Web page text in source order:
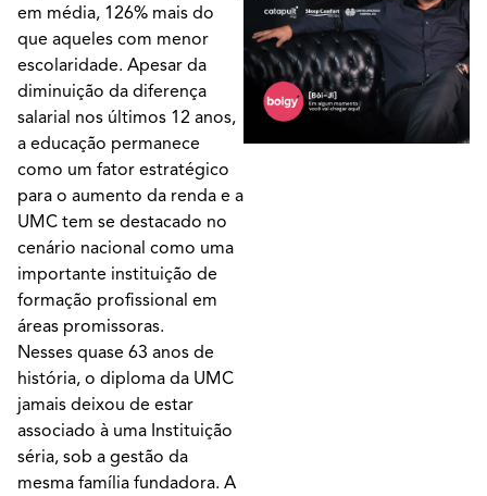
em média, 126% mais do
que aqueles com menor
escolaridade. Apesar da
diminuição da diferença
salarial nos últimos 12 anos,
a educação permanece
como um fator estratégico
para o aumento da renda e a
UMC tem se destacado no
cenário nacional como uma
importante instituição de
formação profissional em
áreas promissoras.
Nesses quase 63 anos de
história, o diploma da UMC
jamais deixou de estar
associado à uma Instituição
séria, sob a gestão da
mesma família fundadora. A